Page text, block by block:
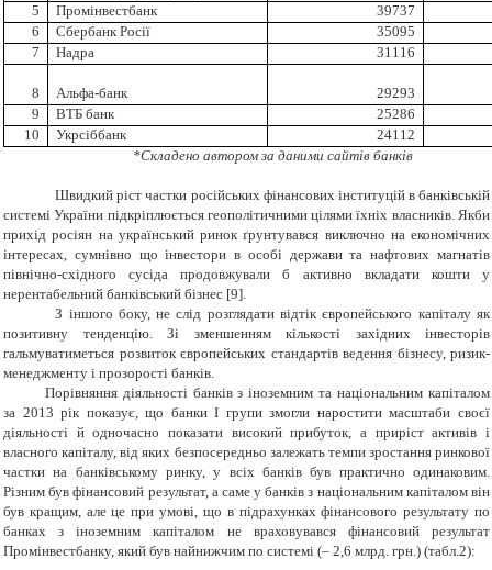
5
Промінвестбанк
39737
6
Сбербанк Росії
35095
7
Надра 31116
8 Альфа-банк
29293
9
ВТБ банк
25286
10
Укрсіббанк
24112
*Складено автором за даними сайтів банків
Швидкий ріст частки російських фінансових інституцій в банківській
системі України підкріплюється геополітичними цілями їхніх власників. Якби
прихід росіян на український ринок ґрунтувався виключно на економічних
інтересах, сумнівно що інвестори в особі держави та нафтових магнатів
північно-східного сусіда продовжували б активно вкладати кошти у
нерентабельний банківський бізнес [9].
З іншого боку, не слід розглядати відтік європейського капіталу як
позитивну тенденцію. Зі зменшенням кількості західних інвесторів
гальмуватиметься розвиток європейських стандартів ведення бізнесу, ризик-
менеджменту і прозорості банків.
Порівняння діяльності банків з іноземним та національним капіталом
за 2013 рік показує, що банки І групи змогли наростити масштаби своєї
діяльності й одночасно показати високий прибуток, а приріст активів і
власного капіталу, від яких безпосередньо залежать темпи зростання ринкової
частки на банківському ринку, у всіх банків був практично одинаковим.
Різним був фінансовий результат, а саме у банків з національним капіталом він
був кращим, але це при умові, що в підрахунках фінансового результату по
банках з іноземним капіталом не враховувався фінансовий результат
Промінвестбанку, який був найнижчим по системі (– 2,6 млрд. грн.) (табл.2):